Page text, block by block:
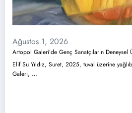
Ağustos 1, 2026
Artopol Galeri’de Genç Sanatçıların
Elif Su Yıldız, Suret, 2025, tuval üzerine
Galeri, …